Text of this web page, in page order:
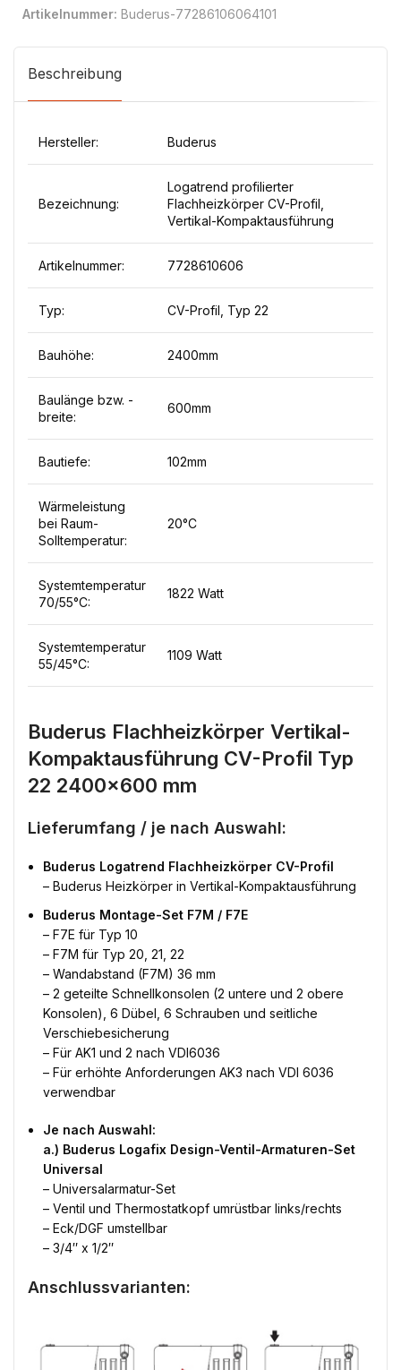
Artikelnummer: Buderus-77286106064101
Beschreibung
Hersteller: Buderus
Bezeichnung:
Logatrend profilierter
Flachheizkörper CV-Profil,
Vertikal-Kompaktausführung
Artikelnummer: 7728610606
Typ: CV-Profil, Typ 22
Bauhöhe: 2400mm
Baulänge bzw. -
breite:
600mm
Bautiefe: 102mm
Wärmeleistung
bei Raum-
Solltemperatur:
20°C
Systemtemperatur
70/55°C:
1822 Watt
Systemtemperatur
55/45°C:
1109 Watt
Buderus Flachheizkörper Vertikal-
Kompaktausführung CV-Profil Typ
22 2400×600 mm
Lieferumfang / je nach Auswahl:
Buderus Logatrend Flachheizkörper CV-Profil
– Buderus Heizkörper in Vertikal-Kompaktausführung
Buderus Montage-Set F7M / F7E
– F7E für Typ 10
– F7M für Typ 20, 21, 22
– Wandabstand (F7M) 36 mm
– 2 geteilte Schnellkonsolen (2 untere und 2 obere
Konsolen), 6 Dübel, 6 Schrauben und seitliche
Verschiebesicherung
– Für AK1 und 2 nach VDI6036
– Für erhöhte Anforderungen AK3 nach VDI 6036
verwendbar
Je nach Auswahl:
a.) Buderus Logafix Design-Ventil-Armaturen-Set
Universal
– Universalarmatur-Set
– Ventil und Thermostatkopf umrüstbar links/rechts
– Eck/DGF umstellbar
– 3/4″ x 1/2″
Anschlussvarianten: